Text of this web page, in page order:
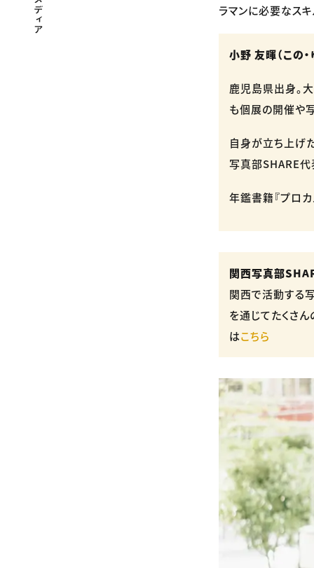
ラマンに必要なス
小野 友暉（この・
鹿児島県出身。
も個展の開催や
自身が立ち上げ
写真部SHARE代
年鑑書籍『プロ
関西写真部
関西で活動する
を通じてたくさ
はこちら